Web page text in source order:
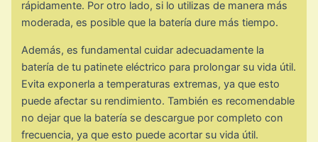
rápidamente. Por otro lado, si lo utilizas de manera más
moderada, es posible que la batería dure más tiempo.
Además, es fundamental cuidar adecuadamente la
batería de tu patinete eléctrico para prolongar su vida útil.
Evita exponerla a temperaturas extremas, ya que esto
puede afectar su rendimiento. También es recomendable
no dejar que la batería se descargue por completo con
frecuencia, ya que esto puede acortar su vida útil.